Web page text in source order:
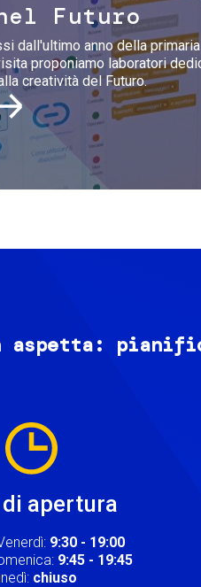
Futuro
dall'ultimo anno della
proponiamo laboratori
creatività del Futuro.
aspetta:
apertura
9:30 - 19:00
9:45 - 19:45
chiuso